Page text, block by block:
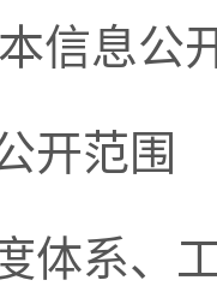
信息公
开范围
体系、